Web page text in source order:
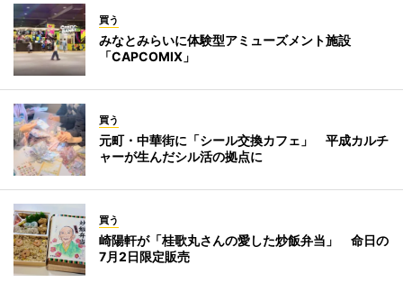
買う
みなとみらいに体験型アミューズメント施設
「CAPCOMIX」
買う
元町・中華街に「シール交換カフェ」 平成カルチ
ャーが生んだシル活の拠点に
買う
崎陽軒が「桂歌丸さんの愛した炒飯弁当」 命日の
7月2日限定販売